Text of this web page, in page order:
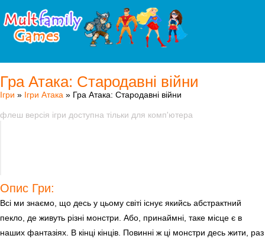
Гра Атака: Стародавні війни
Ігри » Ігри Атака » Гра Атака: Стародавні війни
флеш версія ігри доступна тільки для комп'ютера
Опис Гри:
Всі ми знаємо, що десь у цьому світі існує якийсь абстрактний
пекло, де живуть різні монстри. Або, принаймні, таке місце є в
наших фантазіях. В кінці кінців. Повинні ж ці монстри десь жити, раз